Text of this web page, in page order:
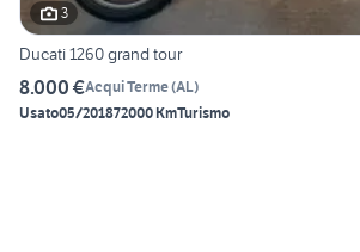
3
Ducati 1260 grand tour
8.000 €Acqui Terme(AL)
Usato05/201872000 KmTurismo